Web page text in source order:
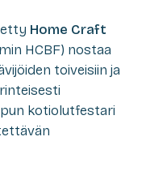
Home Craft
HCBF) nostaa
toiveisiin ja
kotiolutfestari